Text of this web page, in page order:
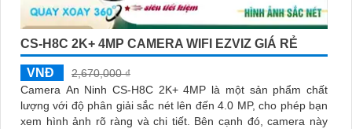
CS-H8C 2K+ 4MP CAMERA WIFI EZVIZ GIÁ RẺ
VNĐ
2,670,000 ₫
Camera An Ninh CS-H8C 2K+ 4MP là một sản phẩm chất
lượng với độ phân giải sắc nét lên đến 4.0 MP, cho phép bạn
xem hình ảnh rõ ràng và chi tiết. Bên cạnh đó, camera này